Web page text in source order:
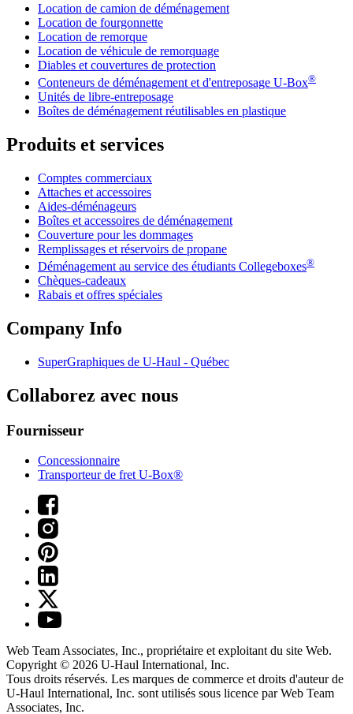
Location de camion de déménagement
Location de fourgonnette
Location de remorque
Location de véhicule de remorquage
Diables et couvertures de protection
Conteneurs de déménagement et d'entreposage U-Box®
Unités de libre-entreposage
Boîtes de déménagement réutilisables en plastique
Produits et services
Comptes commerciaux
Attaches et accessoires
Aides-déménageurs
Boîtes et accessoires de déménagement
Couverture pour les dommages
Remplissages et réservoirs de propane
Déménagement au service des étudiants Collegeboxes®
Chèques-cadeaux
Rabais et offres spéciales
Company Info
SuperGraphiques de U-Haul - Québec
Collaborez avec nous
Fournisseur
Concessionnaire
Transporteur de fret U-Box®
Web Team Associates, Inc., propriétaire et exploitant du site Web.
Copyright © 2026 U-Haul International, Inc.
Tous droits réservés. Les marques de commerce et droits d'auteur de
U-Haul International, Inc. sont utilisés sous licence par Web Team
Associates, Inc.